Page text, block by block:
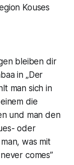
Kouses
bleiben dir
in „Der
man sich in
die
und man den
oder
was mit
comes”